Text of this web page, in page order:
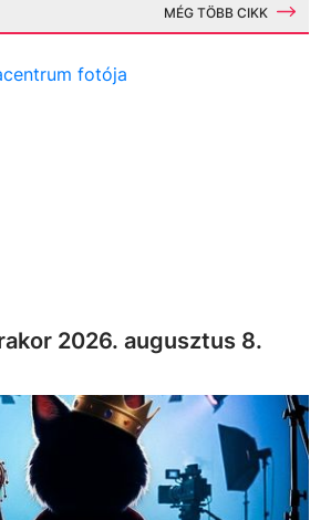
MÉG TÖBB CIKK
2026. augusztus 8.